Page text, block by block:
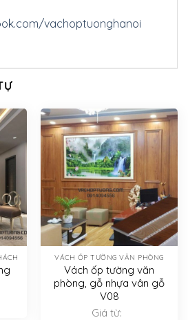
vachoptuonghanoi
VÁCH ỐP TƯỜNG VĂN PHÒNG
Vách ốp tường văn
phòng, gỗ nhựa vân gỗ
V08
Giá từ: